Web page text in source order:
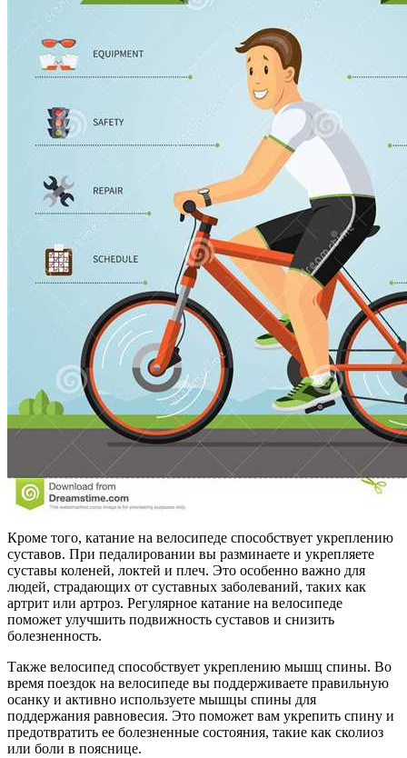
Кроме того, катание на велосипеде способствует укреплению
суставов. При педалировании вы разминаете и укрепляете
суставы коленей, локтей и плеч. Это особенно важно для
людей, страдающих от суставных заболеваний, таких как
артрит или артроз. Регулярное катание на велосипеде
поможет улучшить подвижность суставов и снизить
болезненность.
Также велосипед способствует укреплению мышц спины. Во
время поездок на велосипеде вы поддерживаете правильную
осанку и активно используете мышцы спины для
поддержания равновесия. Это поможет вам укрепить спину и
предотвратить ее болезненные состояния, такие как сколиоз
или боли в пояснице.